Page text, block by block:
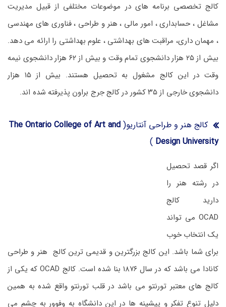
کالج تخصصی برنامه های در موضوعات مختلفی از قبیل مدیریت
مشاغل ، حسابداری ، امور مالی ، هنر و طراحی ، فناوری های مهندسی
، مهمان داری، مراقبت های بهداشتی ، علوم بهداشتی را ارائه می دهد.
بیش از ۲۵ هزار دانشجوی تمام وقت و بیش از ۶۲ هزار دانشجوی نیمه
وقت در این کالج مشغول به تحصیل هستند. بیش از ۱۵ هزار
دانشجوی خارجی از ۳۵ کشور در کالج جرج براون پذیرفته شده اند.
کالج هنر و طراحی آنتاریو( The Ontario College of Art and
Design University
)
اگر قصد تحصیل
در رشته هنر را
دارید کالج
OCAD می تواند
یک انتخاب خوب
برای شما باشد. این کالج بزرگترین و قدیمی ترین کالج هنر و طراحی
کانادا می باشد که در سال ۱۸۷۶ بنا شده است. کالج OCAD که یکی از
کالج های معتبر تورنتو می باشد در قلب تورنتو واقع شده به همین
دلیل تنوع تفکر و پیشینه ها در این دانشگاه به وفوور به چشم می